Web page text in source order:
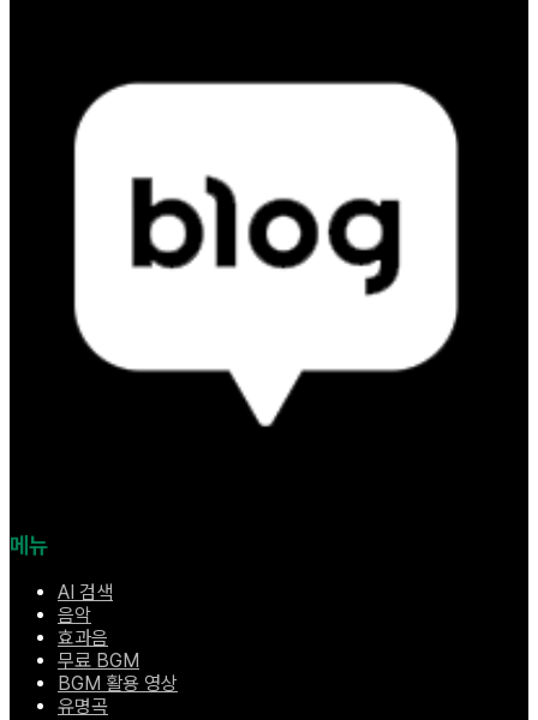
메뉴
AI 검색
음악
효과음
무료 BGM
BGM 활용 영상
유명곡